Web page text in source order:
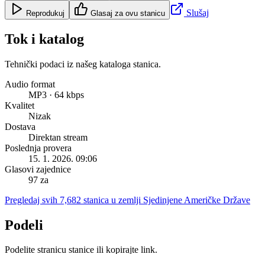
Reprodukuj Glasaj za ovu stanicu Slušaj
Tok i katalog
Tehnički podaci iz našeg kataloga stanica.
Audio format
MP3 · 64 kbps
Kvalitet
Nizak
Dostava
Direktan stream
Poslednja provera
15. 1. 2026. 09:06
Glasovi zajednice
97 za
Pregledaj svih 7,682 stanica u zemlji Sjedinjene Američke Države
Podeli
Podelite stranicu stanice ili kopirajte link.